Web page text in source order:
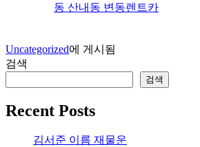
동 산내동 변동렌트카
Uncategorized에 게시됨
검색
검색
Recent Posts
김서준 이름 재물운